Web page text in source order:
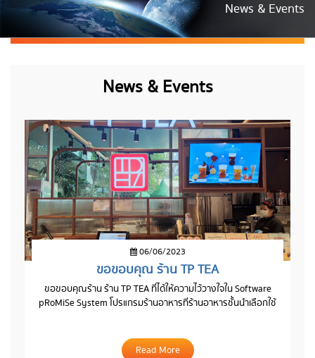
News & Events
News & Events
06/06/2023
ขอขอบคุณ ร้าน TP TEA
ขอขอบคุณร้าน ร้าน TP TEA ที่ได้ให้ความไว้วางใจใน Software
pRoMiSe System โปรแกรมร้านอาหารที่ร้านอาหารชั้นนำเลือกใช้
Read More